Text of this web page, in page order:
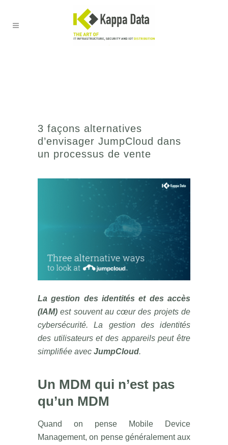
3 façons alternatives
d’envisager JumpCloud dans
un processus de vente
La gestion des identités et des accès
(IAM) est souvent au cœur des projets de
cybersécurité. La gestion des identités
des utilisateurs et des appareils peut être
simplifiée avec JumpCloud.
Un MDM qui n’est pas
qu’un MDM
Quand on pense Mobile Device
Management, on pense généralement aux